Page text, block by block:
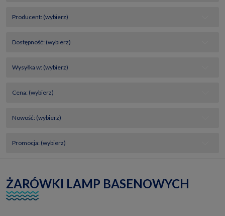
Producent: (wybierz)
Dostępność: (wybierz)
Wysyłka w: (wybierz)
Cena: (wybierz)
Nowość: (wybierz)
Promocja: (wybierz)
ŻARÓWKI LAMP BASENOWYCH